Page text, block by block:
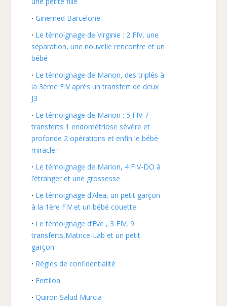
Ginemed Barcelone
Le témoignage de Virginie : 2 FIV, une
séparation, une nouvelle rencontre et un
bébé
Le témoignage de Manon, des triplés à
la 3ème FIV après un transfert de deux
J3
Le témoignage de Marion : 5 FIV 7
transferts 1 endométriose sévère et
profonde 2 opérations et enfin le bébé
miracle !
Le témoignage de Marion, 4 FIV-DO à
l’étranger et une grossesse
Le témoignage d’Alea, un petit garçon
à la 1ère FIV et un bébé couette
Le témoignage d’Eve , 3 FIV, 9
transferts,Matrice-Lab et un petit
garçon
Règles de confidentialité
Fertiloa
Quiron Salud Murcia